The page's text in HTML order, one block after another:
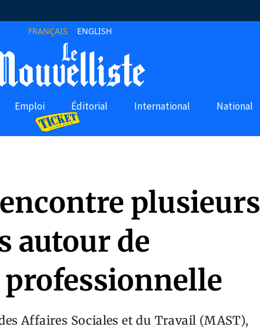
FRANÇAIS ENGLISH
Emploi Éditorial International National
plusieurs
autour de
Affaires Sociales et du Travail (MAST),